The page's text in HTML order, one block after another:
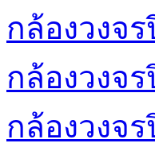
กล้องวงจ
กล้องวงจร
กล้องวงจ